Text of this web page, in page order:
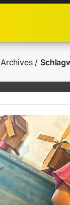
Archives